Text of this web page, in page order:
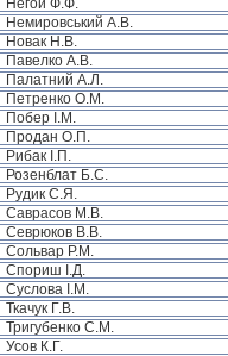
Негой Ф.Ф.
Немировський А.В.
Новак Н.В.
Павелко А.В.
Палатний А.Л.
Петренко О.М.
Побер І.М.
Продан О.П.
Рибак І.П.
Розенблат Б.С.
Рудик С.Я.
Саврасов М.В.
Севрюков В.В.
Сольвар Р.М.
Спориш І.Д.
Суслова І.М.
Ткачук Г.В.
Тригубенко С.М.
Усов К.Г.